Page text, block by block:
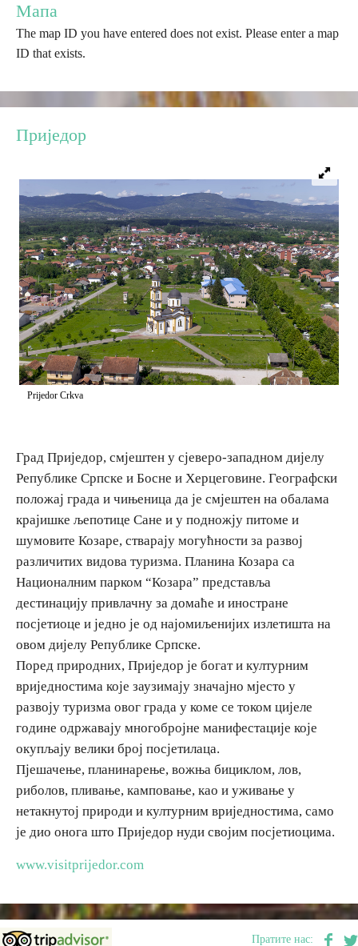
Списак дестинација
Мултимедија
Фото
Видео
E-Brochure
Откриј Српску
Мапа
The map ID you have entered does not exist. Please enter a map
ID that exists.
Приједор
Prijedor Crkva
Град Приједор, смјештен у сјеверо-западном дијелу
Републике Српске и Босне и Херцеговине. Географски
положај града и чињеница да је смјештен на обалама
крајишке љепотице Сане и у подножју питоме и
шумовите Козаре, стварају могућности за развој
различитих видова туризма. Планина Козара са
Националним парком “Козара” представља
дестинацију привлачну за домаће и иностране
посјетиоце и једно је од најомиљенијих излетишта на
овом дијелу Републике Српске.
Поред природних, Приједор је богат и културним
вриједностима које заузимају значајно мјесто у
развоју туризма овог града у коме се током цијеле
године одржавају многобројне манифестације које
окупљају велики број посјетилаца.
Пјешачење, планинарење, вожња бициклом, лов,
риболов, пливање, камповање, као и уживање у
нетакнутој природи и културним вриједностима, само
је дио онога што Приједор нуди својим посјетиоцима.
www.visitprijedor.com
Пратите нас: